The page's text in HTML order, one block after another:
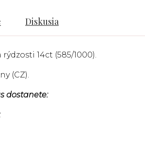
Diskusia
14ct (585/1000).
(CZ).
dostanete: